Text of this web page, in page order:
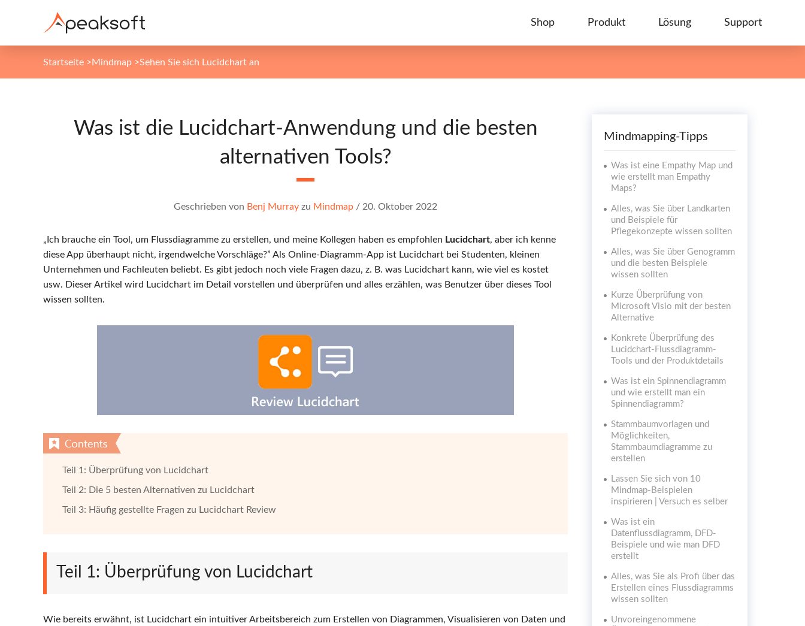
Shop Produkt Lösung Support
Startseite >Mindmap >Sehen Sie sich Lucidchart an
Was ist die Lucidchart-Anwendung und die besten
alternativen Tools?
Geschrieben von Benj Murray zu Mindmap / 20. Oktober 2022
„Ich brauche ein Tool, um Flussdiagramme zu erstellen, und meine Kollegen haben es empfohlen Lucidchart, aber ich kenne
diese App überhaupt nicht, irgendwelche Vorschläge?” Als Online-Diagramm-App ist Lucidchart bei Studenten, kleinen
Unternehmen und Fachleuten beliebt. Es gibt jedoch noch viele Fragen dazu, z. B. was Lucidchart kann, wie viel es kostet
usw. Dieser Artikel wird Lucidchart im Detail vorstellen und überprüfen und alles erzählen, was Benutzer über dieses Tool
wissen sollten.
Teil 1: Überprüfung von Lucidchart
Teil 2: Die 5 besten Alternativen zu Lucidchart
Teil 3: Häufig gestellte Fragen zu Lucidchart Review
Teil 1: Überprüfung von Lucidchart
Wie bereits erwähnt, ist Lucidchart ein intuitiver Arbeitsbereich zum Erstellen von Diagrammen, Visualisieren von Daten und
Mindmapping-Tipps
Was ist eine Empathy Map und
wie erstellt man Empathy
Maps?
Alles, was Sie über Landkarten
und Beispiele für
Pflegekonzepte wissen sollten
Alles, was Sie über Genogramm
und die besten Beispiele
wissen sollten
Kurze Überprüfung von
Microsoft Visio mit der besten
Alternative
Konkrete Überprüfung des
Lucidchart-Flussdiagramm-
Tools und der Produktdetails
Was ist ein Spinnendiagramm
und wie erstellt man ein
Spinnendiagramm?
Stammbaumvorlagen und
Möglichkeiten,
Stammbaumdiagramme zu
erstellen
Lassen Sie sich von 10
Mindmap-Beispielen
inspirieren | Versuch es selber
Was ist ein
Datenflussdiagramm, DFD-
Beispiele und wie man DFD
erstellt
Alles, was Sie als Profi über das
Erstellen eines Flussdiagramms
wissen sollten
Unvoreingenommene